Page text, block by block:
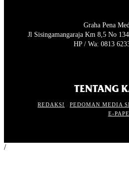
Graha Pena
Jl Sisingamangaraja Km 8,5 No
HP / Wa: 0813
TENTANG
REDAKSI PEDOMAN MEDIA
E-
/